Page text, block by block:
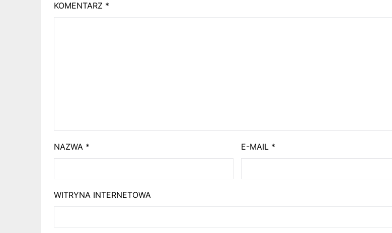
KOMENTARZ *
NAZWA * E-MAIL *
WITRYNA INTERNETOWA